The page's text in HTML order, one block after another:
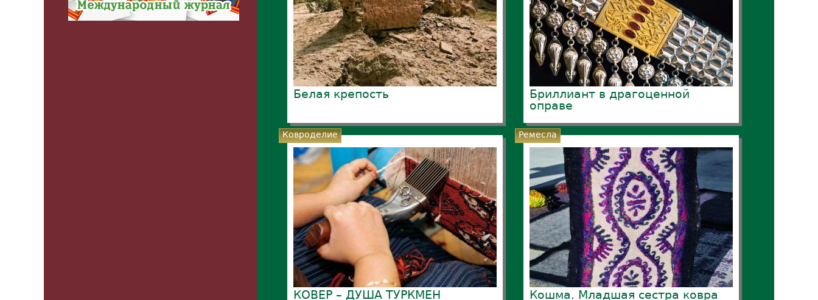
Белая крепость
Ковроделие
КОВЕР – ДУША ТУРКМЕН
Бриллиант в драгоценной
оправе
Ремесла
Кошма. Младшая сестра ковра